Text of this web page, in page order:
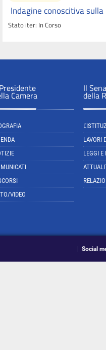
Indagine conoscitiva
Stato iter: In Corso
Camera
VIDEO
Il
della
LAVORI
LEGGI E
Social